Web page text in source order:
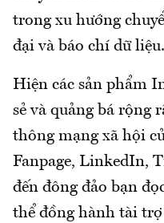
trong xu hướng
đại và báo chí dữ liệu.
Hiện các sản phẩm
sẻ và quảng bá rộng
thông mạng xã hội
Fanpage, LinkedIn,
đến đông đảo bạn
thể đồng hành tài